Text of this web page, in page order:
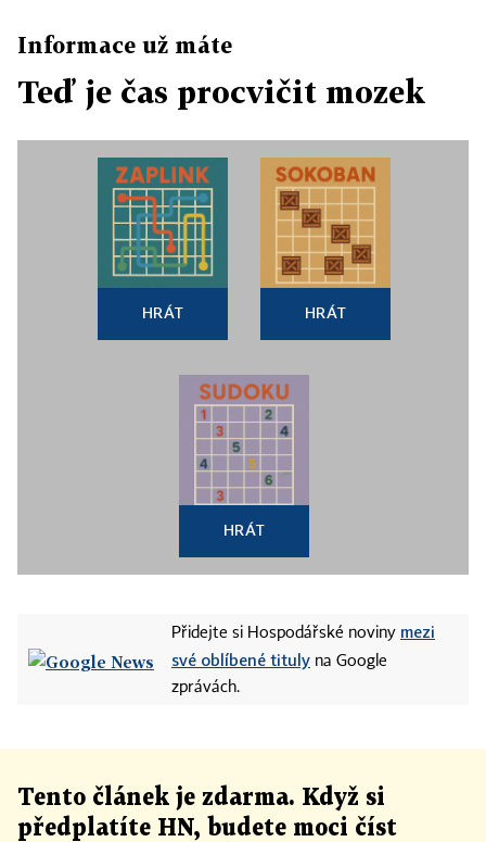
Informace už máte
Teď je čas procvičit mozek
HRÁT HRÁT
HRÁT
Přidejte si Hospodářské noviny mezi
své oblíbené tituly na Google
zprávách.
Tento článek je zdarma. Když si
předplatíte HN, budete moci číst